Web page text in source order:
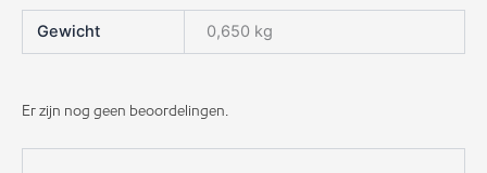
Gewicht 0,650 kg
Er zijn nog geen beoordelingen.